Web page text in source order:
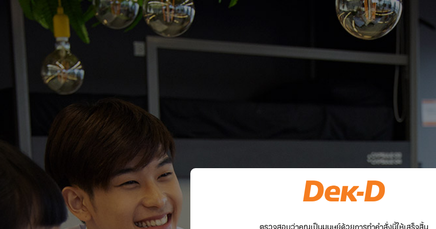
ตรวจสอบว่าคุณเป็นมนุษย์ด้วยการทำคำสั่งนี้ให้เสร็จสิ้น